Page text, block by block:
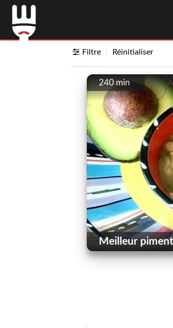
Filtre Réinitialiser
240 min
Meilleur